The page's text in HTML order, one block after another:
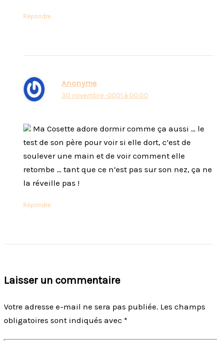
Répondre
Anonyme
30 novembre -0001 à 00:00
Ma Cosette adore dormir comme ça aussi … le
test de son père pour voir si elle dort, c’est de
soulever une main et de voir comment elle
retombe … tant que ce n’est pas sur son nez, ça ne
la réveille pas !
Répondre
Laisser un commentaire
Votre adresse e-mail ne sera pas publiée. Les champs
obligatoires sont indiqués avec *